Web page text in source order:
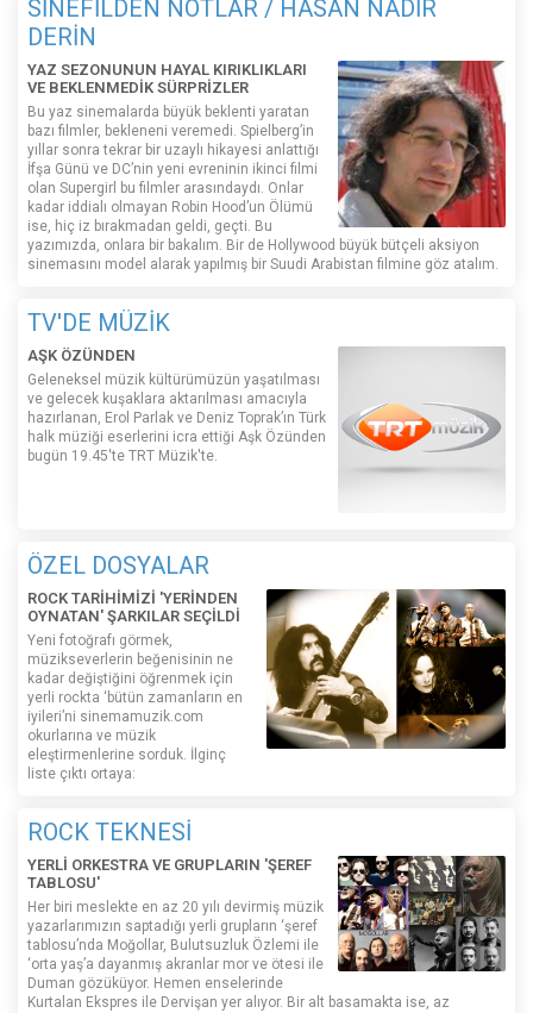
SİNEFİLDEN NOTLAR / HASAN NADİR
DERİN
YAZ SEZONUNUN HAYAL KIRIKLIKLARI
VE BEKLENMEDİK SÜRPRİZLER
Bu yaz sinemalarda büyük beklenti yaratan
bazı filmler, bekleneni veremedi. Spielberg’in
yıllar sonra tekrar bir uzaylı hikayesi anlattığı
İfşa Günü ve DC’nin yeni evreninin ikinci filmi
olan Supergirl bu filmler arasındaydı. Onlar
kadar iddialı olmayan Robin Hood’un Ölümü
ise, hiç iz bırakmadan geldi, geçti. Bu
yazımızda, onlara bir bakalım. Bir de Hollywood büyük bütçeli aksiyon
sinemasını model alarak yapılmış bir Suudi Arabistan filmine göz atalım.
TV'DE MÜZİK
AŞK ÖZÜNDEN
Geleneksel müzik kültürümüzün yaşatılması
ve gelecek kuşaklara aktarılması amacıyla
hazırlanan, Erol Parlak ve Deniz Toprak’ın Türk
halk müziği eserlerini icra ettiği Aşk Özünden
bugün 19.45'te TRT Müzik'te.
ÖZEL DOSYALAR
ROCK TARİHİMİZİ 'YERİNDEN
OYNATAN' ŞARKILAR SEÇİLDİ
Yeni fotoğrafı görmek,
müzikseverlerin beğenisinin ne
kadar değiştiğini öğrenmek için
yerli rockta ‘bütün zamanların en
iyileri’ni sinemamuzik.com
okurlarına ve müzik
eleştirmenlerine sorduk. İlginç
liste çıktı ortaya:
ROCK TEKNESİ
YERLİ ORKESTRA VE GRUPLARIN 'ŞEREF
TABLOSU'
Her biri meslekte en az 20 yılı devirmiş müzik
yazarlarımızın saptadığı yerli grupların ‘şeref
tablosu’nda Moğollar, Bulutsuzluk Özlemi ile
‘orta yaş’a dayanmış akranlar mor ve ötesi ile
Duman gözüküyor. Hemen enselerinde
Kurtalan Ekspres ile Dervişan yer alıyor. Bir alt basamakta ise, az